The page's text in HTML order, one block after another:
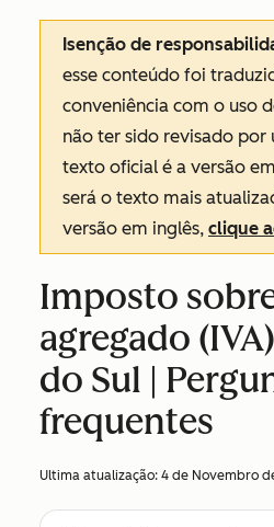
Isenção de
esse conteúdo foi
conveniência com o uso
não ter sido revisado por
texto oficial é a versão
será o texto mais
versão em inglês, clique
Imposto
agregado
do Sul |
frequentes
Ultima atualização: 4 de Novembro